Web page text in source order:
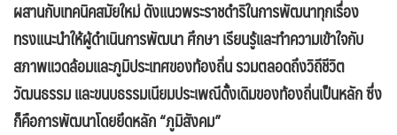
ผสานกับเทคนิคสมัยใหม่ ดังแนวพระราชดำริในการพัฒนาทุกเรื่อง
ทรงแนะนำให้ผู้ดำเนินการพัฒนา ศึกษา เรียนรู้และทำความเข้าใจกับ
สภาพแวดล้อมและภูมิประเทศของท้องถิ่น รวมตลอดถึงวิถีชีวิต
วัฒนธรรม และขนบธรรมเนียมประเพณีดั้งเดิมของท้องถิ่นเป็นหลัก ซึ่ง
ก็คือการพัฒนาโดยยึดหลัก “ภูมิสังคม”